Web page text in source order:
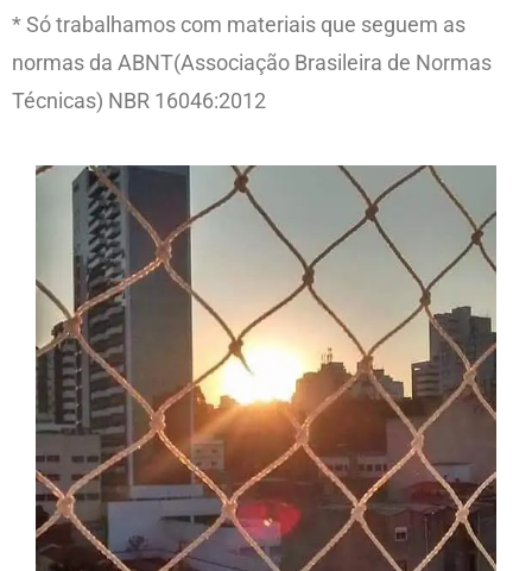
* Só trabalhamos com materiais que seguem as
normas da ABNT(Associação Brasileira de Normas
Técnicas) NBR 16046:2012